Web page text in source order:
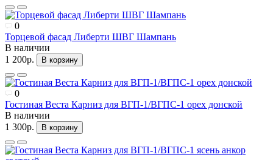
0
Торцевой фасад Либерти ШВГ Шампань
В наличии
1 200р.
В корзину
0
Гостиная Веста Карниз для ВГП-1/ВГПС-1 орех донской
В наличии
1 300р.
В корзину